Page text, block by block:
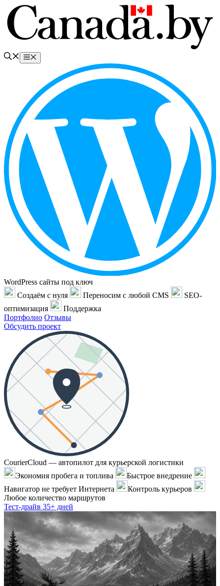
Перейти
содержимому
Меню
WordPress сайты под ключ
Создаём с нуля
Переносим с любой CMS
SEO-
оптимизация
Поддержка
Портфолио Отзывы
Обсудить проект
CourierCloud — автопилот для курьерской логистики
Экономия пробега и топлива
Быстрое внедрение
Навигатор не требует Интернета
Контроль курьеров
Любое количество маршрутов
Тест-драйв 35+ дней